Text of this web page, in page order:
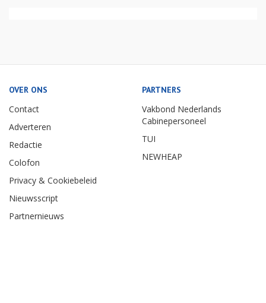
OVER ONS
Contact
Adverteren
Redactie
Colofon
Privacy & Cookiebeleid
Nieuwsscript
Partnernieuws
PARTNERS
Vakbond Nederlands
Cabinepersoneel
TUI
NEWHEAP